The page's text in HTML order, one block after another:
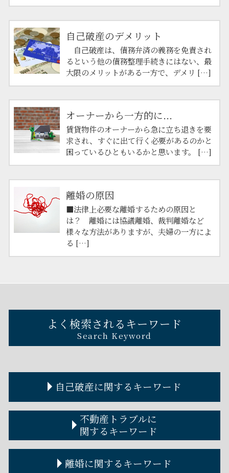
自己破産のデメリット
自己破産は、債務弁済の義務を免責され
るという他の債務整理手続きにはない、最
大限のメリットがある一方で、デメリ […]
オーナーから一方的に...
賃貸物件のオーナーから急に立ち退きを要
求され、すぐに出て行く必要があるのかと
困っているひともいるかと思います。 […]
離婚の原因
■法律上必要な離婚するための原因と
は？ 離婚には協議離婚、裁判離婚など
様々な方法がありますが、夫婦の一方によ
る […]
よく検索されるキーワード
Search Keyword
自己破産に関するキーワード
自己破産 離婚
破産管財人 権限
自己破産 何年で消える
自己破産 連帯保証人
不動産トラブルに
関するキーワード
賃貸不動産トラブル 相談
離婚に関するキーワード